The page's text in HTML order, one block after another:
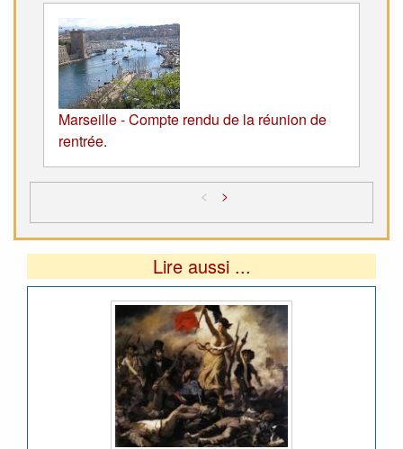
Marseille - Compte rendu de la réunion de
rentrée.
< >
Lire aussi ...